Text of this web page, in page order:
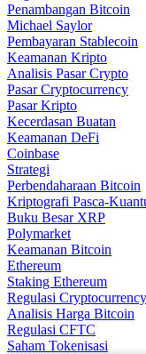
Penambangan Bitcoin
Michael Saylor
Pembayaran Stablecoin
Keamanan Kripto
Analisis Pasar Crypto
Pasar Cryptocurrency
Pasar Kripto
Kecerdasan Buatan
Keamanan DeFi
Coinbase
Strategi
Perbendaharaan Bitcoin
Kriptografi Pasca-
Buku Besar XRP
Polymarket
Keamanan Bitcoin
Ethereum
Staking Ethereum
Regulasi Cryptocurrency
Analisis Harga Bitcoin
Regulasi CFTC
Saham Tokenisasi